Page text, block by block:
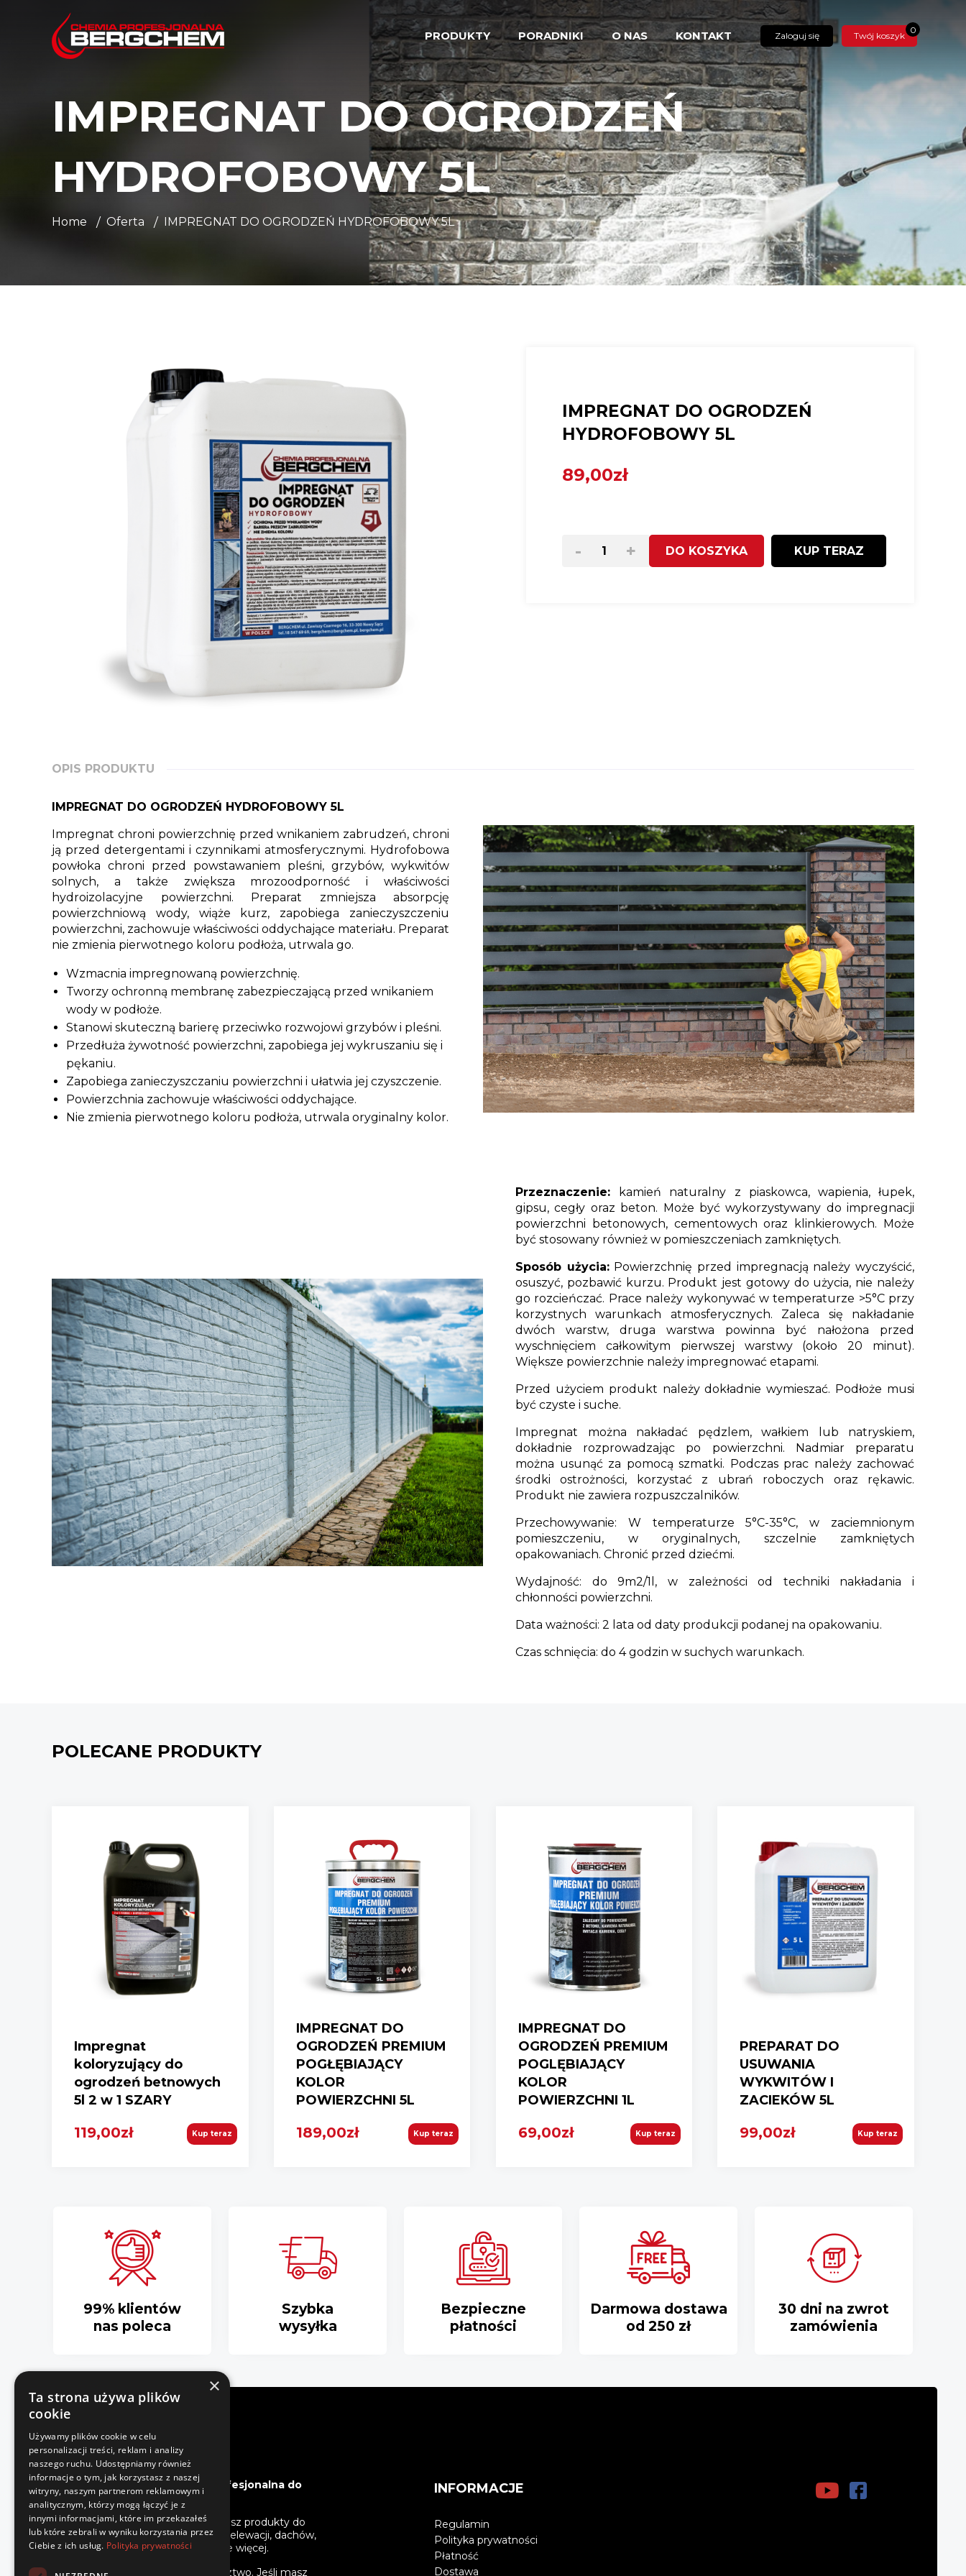
PRODUKTY PORADNIKI O NAS KONTAKT Zaloguj się Twój koszyk
0
IMPREGNAT DO OGRODZEŃ
HYDROFOBOWY 5L
Home Oferta IMPREGNAT DO OGRODZEŃ HYDROFOBOWY 5L
IMPREGNAT DO OGRODZEŃ
HYDROFOBOWY 5L
89,00zł
- + DO KOSZYKA KUP TERAZ
OPIS PRODUKTU
IMPREGNAT DO OGRODZEŃ HYDROFOBOWY 5L
Impregnat chroni powierzchnię przed wnikaniem zabrudzeń, chroni
ją przed detergentami i czynnikami atmosferycznymi. Hydrofobowa
powłoka chroni przed powstawaniem pleśni, grzybów, wykwitów
solnych, a także zwiększa mrozoodporność i właściwości
hydroizolacyjne powierzchni. Preparat zmniejsza absorpcję
powierzchniową wody, wiąże kurz, zapobiega zanieczyszczeniu
powierzchni, zachowuje właściwości oddychające materiału. Preparat
nie zmienia pierwotnego koloru podłoża, utrwala go.
Wzmacnia impregnowaną powierzchnię.
Tworzy ochronną membranę zabezpieczającą przed wnikaniem
wody w podłoże.
Stanowi skuteczną barierę przeciwko rozwojowi grzybów i pleśni.
Przedłuża żywotność powierzchni, zapobiega jej wykruszaniu się i
pękaniu.
Zapobiega zanieczyszczaniu powierzchni i ułatwia jej czyszczenie.
Powierzchnia zachowuje właściwości oddychające.
Nie zmienia pierwotnego koloru podłoża, utrwala oryginalny kolor.
Przeznaczenie:
kamień naturalny z piaskowca, wapienia, łupek,
gipsu, cegły oraz beton. Może być wykorzystywany do impregnacji
powierzchni betonowych, cementowych oraz klinkierowych. Może
być stosowany również w pomieszczeniach zamkniętych.
Sposób użycia:Powierzchnię przed impregnacją należy wyczyścić,
osuszyć, pozbawić kurzu. Produkt jest gotowy do użycia, nie należy
go rozcieńczać. Prace należy wykonywać w temperaturze >5°C przy
korzystnych warunkach atmosferycznych. Zaleca się nakładanie
dwóch warstw, druga warstwa powinna być nałożona przed
wyschnięciem całkowitym pierwszej warstwy (około 20 minut).
Większe powierzchnie należy impregnować etapami.
Przed użyciem produkt należy dokładnie wymieszać. Podłoże musi
być czyste i suche.
Impregnat można nakładać pędzlem, wałkiem lub natryskiem,
dokładnie rozprowadzając po powierzchni. Nadmiar preparatu
można usunąć za pomocą szmatki. Podczas prac należy zachować
środki ostrożności, korzystać z ubrań roboczych oraz rękawic.
Produkt nie zawiera rozpuszczalników.
Przechowywanie: W temperaturze 5°C-35°C, w zaciemnionym
pomieszczeniu, w oryginalnych, szczelnie zamkniętych
opakowaniach. Chronić przed dziećmi.
Wydajność: do 9m2/1l, w zależności od techniki nakładania i
chłonności powierzchni.
Data ważności: 2 lata od daty produkcji podanej na opakowaniu.
Czas schnięcia: do 4 godzin w suchych warunkach.
POLECANE PRODUKTY
Impregnat
koloryzujący do
ogrodzeń betnowych
5l 2 w 1 SZARY
119,00zł Kup teraz
IMPREGNAT DO
OGRODZEŃ PREMIUM
POGŁĘBIAJĄCY
KOLOR
POWIERZCHNI 5L
189,00zł Kup teraz
IMPREGNAT DO
OGRODZEŃ PREMIUM
POGLĘBIAJĄCY
KOLOR
POWIERZCHNI 1L
69,00zł Kup teraz
PREPARAT DO
USUWANIA
WYKWITÓW I
ZACIEKÓW 5L
99,00zł Kup teraz
99% klientów
nas poleca
Szybka
wysyłka
Bezpieczne
płatności
Darmowa dostawa
od 250 zł
30 dni na zwrot
zamówienia
Bergchem - Chemia profesjonalna do
domu i ogrodu.
W naszym sklepie znajdziesz produkty do
impregnacji i mycia kostki, elewacji, dachów,
toalet turystycznych i wiele więcej.
Oferujemy fachowe doradztwo. Jeśli masz
INFORMACJE
Regulamin
Polityka prywatności
Płatność
Dostawa
×
Ta strona używa plików
cookie
Używamy plików cookie w celu
personalizacji treści, reklam i analizy
naszego ruchu. Udostępniamy również
informacje o tym, jak korzystasz z naszej
witryny, naszym partnerom reklamowym i
analitycznym, którzy mogą łączyć je z
innymi informacjami, które im przekazałeś
lub które zebrali w wyniku korzystania przez
Ciebie z ich usług. Polityka prywatności